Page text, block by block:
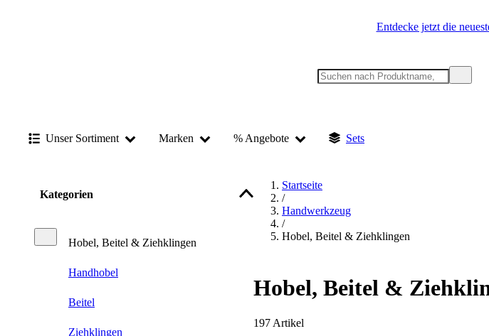
Entdecke jetzt die
Unser Sortiment Marken % Angebote Sets
Kategorien
Hobel, Beitel & Ziehklingen
Handhobel
Beitel
Ziehklingen
Startseite
/
Handwerkzeug
/
Hobel, Beitel & Ziehklingen
Hobel, Beitel &
197 Artikel